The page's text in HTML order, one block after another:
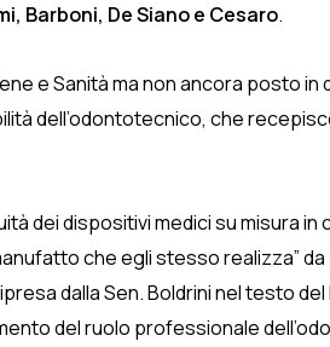
Barboni, De Siano e Cesaro.
e Sanità ma non ancora posto
dell’odontotecnico, che
dei dispositivi medici su misura
che egli stesso realizza”
dalla Sen. Boldrini nel testo del
del ruolo professionale